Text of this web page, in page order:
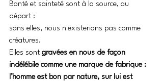
Bonté et sainteté sont à la source, au
départ :
sans elles, nous n'existerions pas comme
créatures.
Elles sont gravées en nous de façon
indélébile comme une marque de fabrique :
l’homme est bon par nature, sur lui est